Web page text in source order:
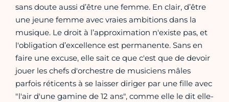
sans doute aussi d’être une femme. En clair, d’être
une jeune femme avec vraies ambitions dans la
musique. Le droit à l’approximation n'existe pas, et
l'obligation d’excellence est permanente. Sans en
faire une excuse, elle sait ce que c'est que de devoir
jouer les chefs d'orchestre de musiciens mâles
parfois réticents à se laisser diriger par une fille avec
"l'air d'une gamine de 12 ans", comme elle le dit elle-